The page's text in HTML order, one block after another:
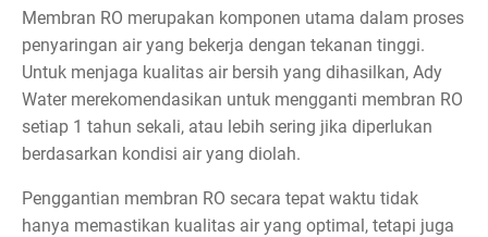
Membran RO merupakan komponen utama dalam proses
penyaringan air yang bekerja dengan tekanan tinggi.
Untuk menjaga kualitas air bersih yang dihasilkan, Ady
Water merekomendasikan untuk mengganti membran RO
setiap 1 tahun sekali, atau lebih sering jika diperlukan
berdasarkan kondisi air yang diolah.
Penggantian membran RO secara tepat waktu tidak
hanya memastikan kualitas air yang optimal, tetapi juga